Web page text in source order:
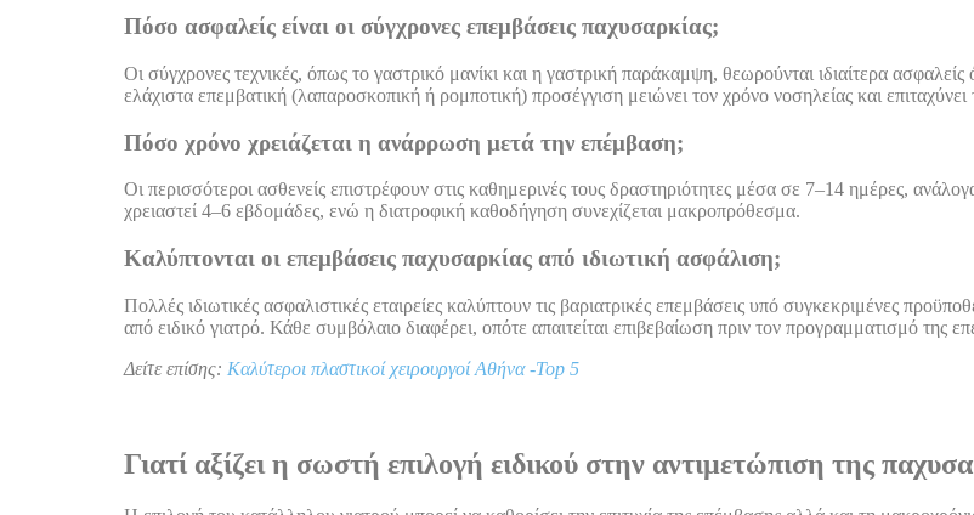
Πόσο ασφαλείς είναι οι σύγχρονες επεμβάσεις παχυσαρκίας;
Οι σύγχρονες τεχνικές, όπως το γαστρικό μανίκι και η γαστρική παράκαμψη, θεωρούνται ιδιαίτερα
ελάχιστα επεμβατική (λαπαροσκοπική ή ρομποτική) προσέγγιση μειώνει τον χρόνο νοσηλείας και
Πόσο χρόνο χρειάζεται η ανάρρωση μετά την επέμβαση;
Οι περισσότεροι ασθενείς επιστρέφουν στις καθημερινές τους δραστηριότητες μέσα σε 7–14 ημέρες,
χρειαστεί 4–6 εβδομάδες, ενώ η διατροφική καθοδήγηση συνεχίζεται μακροπρόθεσμα.
Καλύπτονται οι επεμβάσεις παχυσαρκίας από ιδιωτική ασφάλιση;
Πολλές ιδιωτικές ασφαλιστικές εταιρείες καλύπτουν τις βαριατρικές επεμβάσεις υπό συγκεκριμένες
από ειδικό γιατρό. Κάθε συμβόλαιο διαφέρει, οπότε απαιτείται επιβεβαίωση πριν τον προγραμματισμό της
Δείτε επίσης: Καλύτεροι πλαστικοί χειρουργοί Αθήνα -Top 5
Γιατί αξίζει η σωστή επιλογή ειδικού στην αντιμετώπιση της